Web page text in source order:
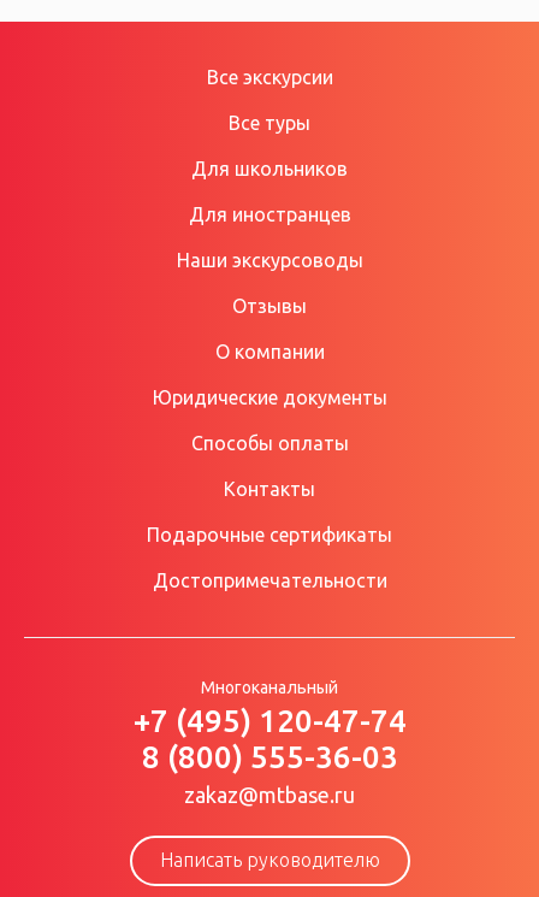
Все экскурсии
Все туры
Для школьников
Для иностранцев
Наши экскурсоводы
Отзывы
О компании
Юридические документы
Способы оплаты
Контакты
Подарочные сертификаты
Достопримечательности
Многоканальный
+7 (495) 120-47-74
8 (800) 555-36-03
zakaz@mtbase.ru
Написать руководителю